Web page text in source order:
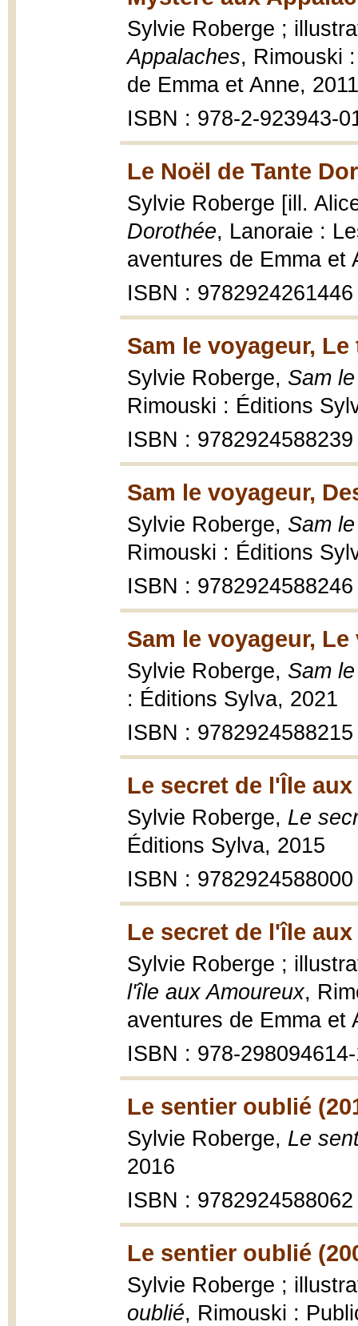
Sylvie Roberge ;
Appalaches, Rimouski
de Emma et Anne,
ISBN : 978-2-923943-
Le Noël de Tante
Sylvie Roberge [ill.
Dorothée, Lanoraie :
aventures de Emma et
ISBN : 9782924261446
Sam le voyageur,
Sylvie Roberge, Sam
Rimouski : Éditions
ISBN : 9782924588239
Sam le voyageur,
Sylvie Roberge, Sam
Rimouski : Éditions
ISBN : 9782924588246
Sam le voyageur,
Sylvie Roberge, Sam
: Éditions Sylva, 2021
ISBN : 9782924588215
Le secret de l'Île
Sylvie Roberge, Le
Éditions Sylva, 2015
ISBN : 9782924588000
Le secret de l'île
Sylvie Roberge ;
l'île aux Amoureux,
aventures de Emma et
ISBN : 978-
Le sentier oublié
Sylvie Roberge, Le
2016
ISBN : 9782924588062
Le sentier oublié
Sylvie Roberge ;
oublié, Rimouski :